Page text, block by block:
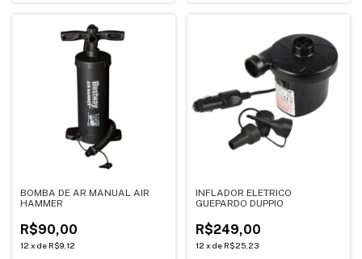
BOMBA DE AR MANUAL AIR
HAMMER
R$90,00
12 x de R$9,12
INFLADOR ELETRICO
GUEPARDO DUPPIO
R$249,00
12 x de R$25,23